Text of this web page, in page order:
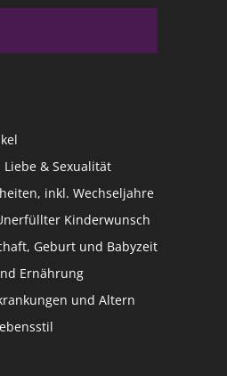
& Sexualität
inkl. Wechseljahre
Kinderwunsch
Geburt und Babyzeit
Ernährung
und Altern